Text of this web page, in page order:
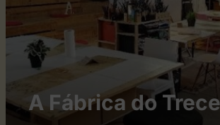
A Fábrica do Trece